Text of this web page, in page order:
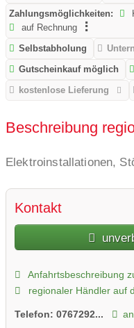
Zahlungsmöglichkeiten:
auf Rechnung
Selbstabholung
Gutscheinkauf möglich
kostenlose Lieferung
Beschreibung
Elektroinstallationen,
Kontakt
Anfahrtsbeschreibung
regionaler Händler auf
Telefon: 0767292...